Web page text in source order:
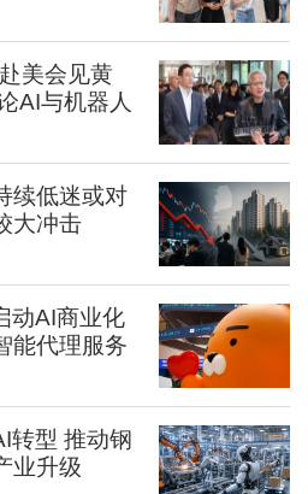
美会见黄
AI与机器人
续低迷或对
大冲击
动AI商业化
能代理服务
转型 推动钢
业升级